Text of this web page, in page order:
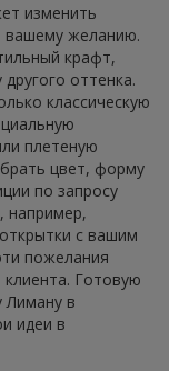
изменить
вашему желанию.
крафт,
оттенка.
классическую
плетеную
цвет, форму
по запросу
например,
с вашим
пожелания
Готовую
Лиману в
идеи в